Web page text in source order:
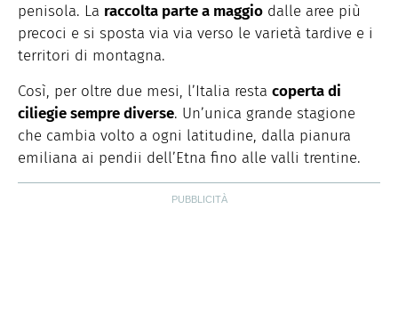
penisola. La raccolta parte a maggio dalle aree più
precoci e si sposta via via verso le varietà tardive e i
territori di montagna.
Così, per oltre due mesi, l’Italia resta coperta di
ciliegie sempre diverse. Un’unica grande stagione
che cambia volto a ogni latitudine, dalla pianura
emiliana ai pendii dell’Etna fino alle valli trentine.